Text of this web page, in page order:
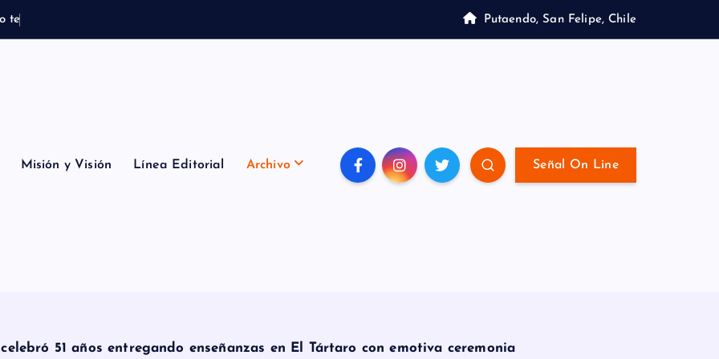
o te Putaendo, San Felipe, Chile
Misión y Visión Línea Editorial Archivo Señal On Line
51 años entregando enseñanzas en El Tártaro con emotiva ceremonia